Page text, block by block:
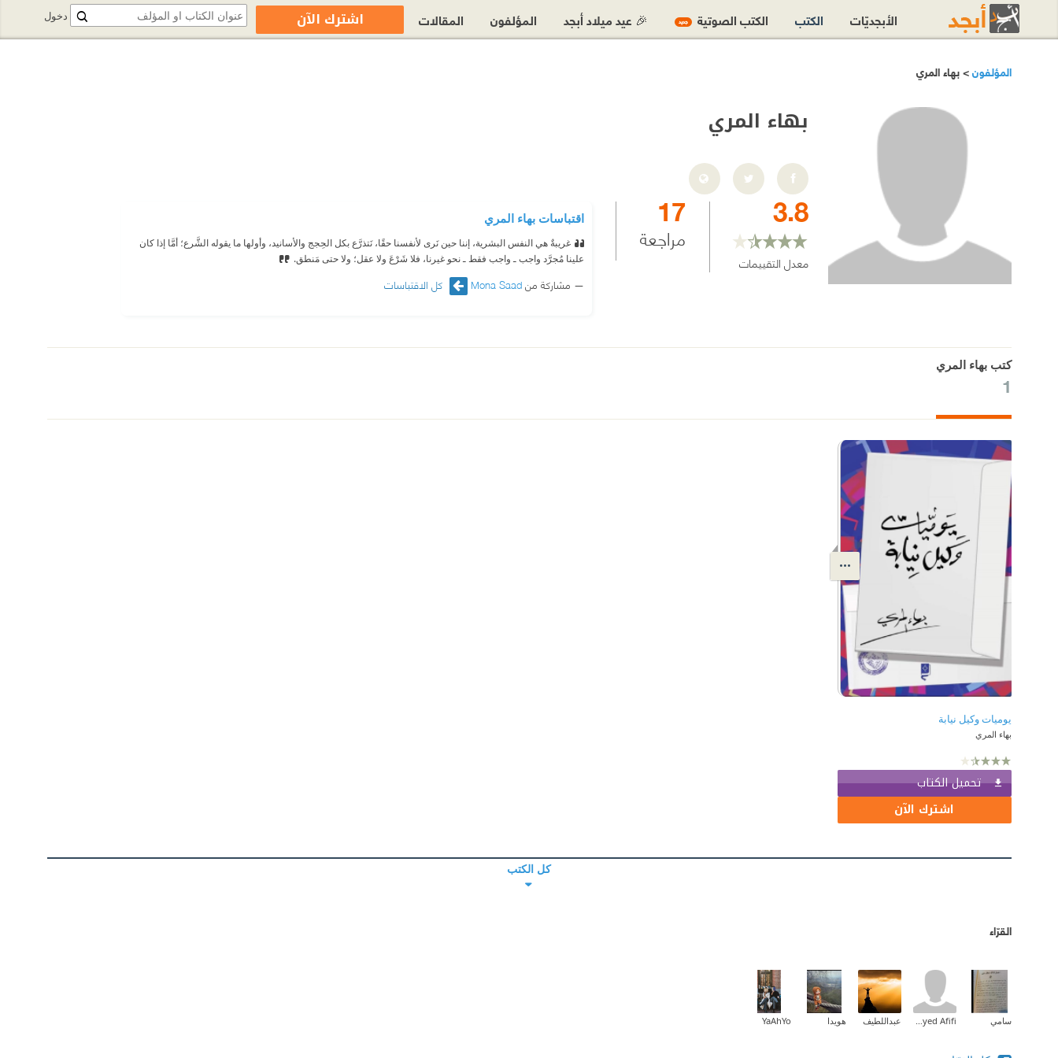
المؤلفون> بهاء المري
بهاء المري
3.8
معدل التقييمات
17
مراجعة
اقتباسات بهاء المري
غريبةٌ هي النفس البشرية، إننا حين نَرى لأنفسنا حقًا، نَتذرَّع بكل الحِجج والأسانيد، وأولها ما يقوله الشَّرع؛ أمَّا إذا كان
علينا مُجرَّد واجب ـ واجب فقط ـ نحو غيرنا، فلا شَرْعَ ولا عقل؛ ولا حتى مَنطق.
مشاركة منMona Saad كل الاقتباسات
كتب بهاء المري
1
يوميات وكيل نيابة
بهاء المري
تحميل الكتاب
اشترك الآن
كل الكتب
القرّاء
سامي عبداللطيف هويدا YaAhYo
دخول الأبجديّات الكتب الكتب الصوتية جديد 🎉 عيد ميلاد أبجد المؤلفون المقالات اشترك الآن